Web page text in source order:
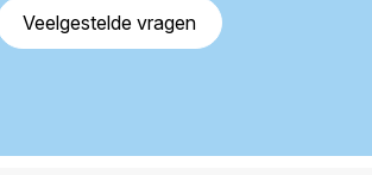
Veelgestelde vragen